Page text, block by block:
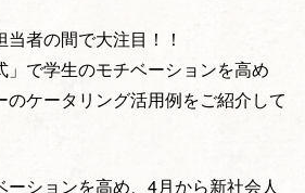
者の間で大注目！！
」で学生のモチベーションを高め
のケータリング活用例をご紹介して
ションを高め、4月から新社会人